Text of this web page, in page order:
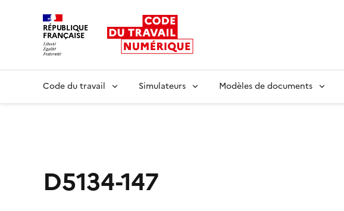
RÉPUBLIQUE
FRANÇAISE
Code du travail Simulateurs Modèles de documents
D5134-147